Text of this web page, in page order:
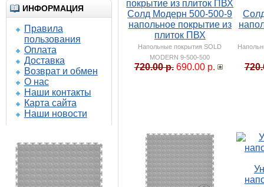
ИНФОРМАЦИЯ
Правила
пользования
Оплата
Доставка
Возврат и обмен
О нас
Наши контакты
Карта сайта
Наши новости
Солд Модерн 500-500-9
напольное покрытие из
плиток ПВХ
Напольные покрытия SOLD
MODERN 9-500-500
720.00 р. 690.00 р.